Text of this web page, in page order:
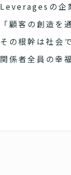
Leveragesの企
「顧客の創造を
その根幹は社会
関係者全員の幸